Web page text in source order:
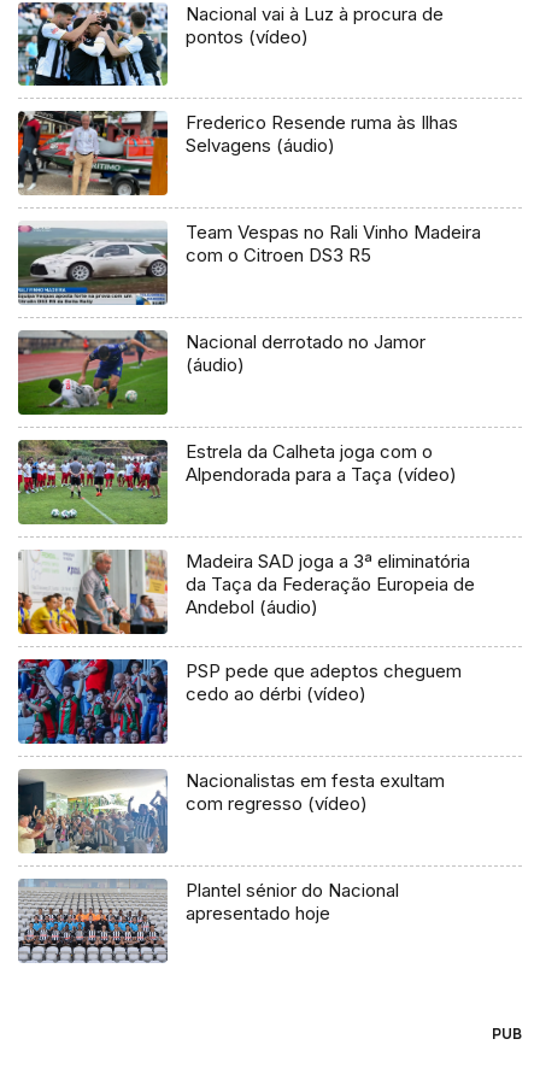
Nacional vai à Luz à procura de
pontos (vídeo)
Frederico Resende ruma às Ilhas
Selvagens (áudio)
Team Vespas no Rali Vinho Madeira
com o Citroen DS3 R5
Nacional derrotado no Jamor
(áudio)
Estrela da Calheta joga com o
Alpendorada para a Taça (vídeo)
Madeira SAD joga a 3ª eliminatória
da Taça da Federação Europeia de
Andebol (áudio)
PSP pede que adeptos cheguem
cedo ao dérbi (vídeo)
Nacionalistas em festa exultam
com regresso (vídeo)
Plantel sénior do Nacional
apresentado hoje
PUB